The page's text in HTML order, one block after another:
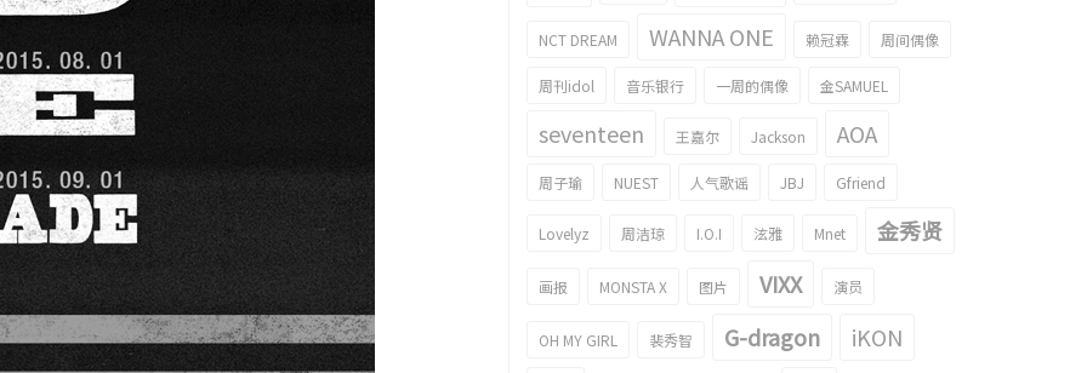
NCT DREAM WANNA ONE 赖冠霖 周间偶像
周刊idol 音乐银行 一周的偶像 金SAMUEL
seventeen 王嘉尔 Jackson AOA
周子瑜 NUEST 人气歌谣 JBJ Gfriend
Lovelyz 周洁琼 I.O.I 泫雅 Mnet 金秀贤
画报 MONSTA X 图片 VIXX 演员
OH MY GIRL 裴秀智 G-dragon
iKON